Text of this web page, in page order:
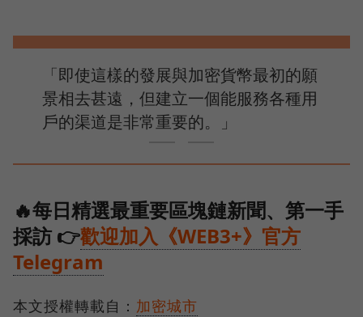
「即使這樣的發展與加密貨幣最初的願
景相去甚遠，但建立一個能服務各種用
戶的渠道是非常重要的。」
🔥每日精選最重要區塊鏈新聞、第一手
採訪 👉歡迎加入《WEB3+》官方
Telegram
本文授權轉載自： 加密城市